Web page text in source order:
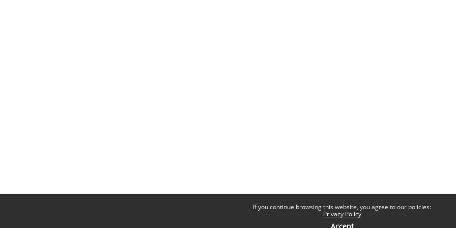
If you continue browsing this website, you agree to our policies:
Privacy Policy